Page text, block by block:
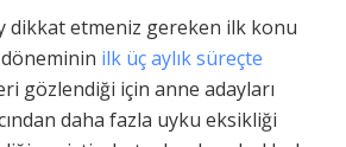
dikkat etmeniz gereken ilk konu
ilk üç aylık süreçte
gözlendiği için anne adayları
daha fazla uyku eksikliği